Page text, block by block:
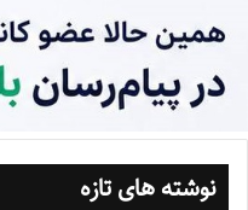
نوشته های تازه